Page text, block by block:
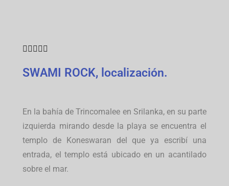

SWAMI ROCK, localización.
En la bahía de Trincomalee en Srilanka, en su parte
izquierda mirando desde la playa se encuentra el
templo de Koneswaran del que ya escribí una
entrada, el templo está ubicado en un acantilado
sobre el mar.